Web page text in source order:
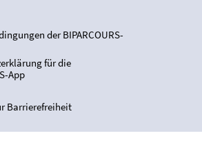
der BIPARCOURS-
für die
App
Barrierefreiheit